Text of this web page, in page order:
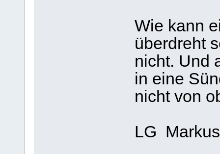
Wie kann
überdreht
nicht. Und
in eine
nicht von
LG Markus